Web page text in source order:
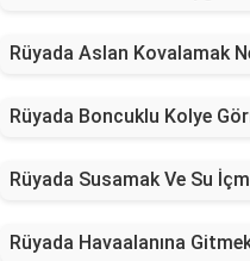
Rüyada Aslan Kovalamak
Rüyada Boncuklu Kolye
Rüyada Susamak Ve Su
Rüyada Havaalanına